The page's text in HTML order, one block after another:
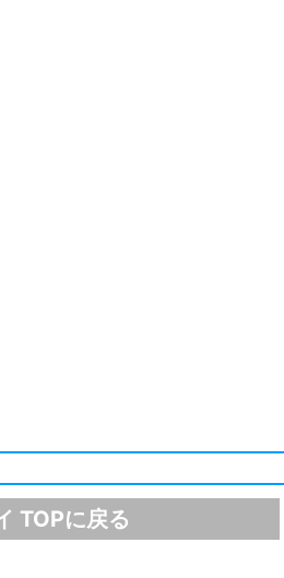
TOPに戻る